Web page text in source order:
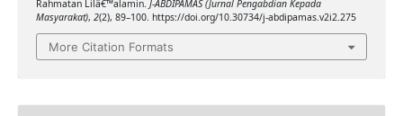
Rahmatan Lilâ€™alamin. J-ABDIPAMAS (Jurnal Pengabdian Kepada
Masyarakat), 2(2), 89–100. https://doi.org/10.30734/j-abdipamas.v2i2.275
More Citation Formats